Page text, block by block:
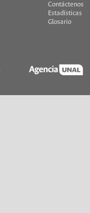
Contáctenos
Estadísticas
Glosario